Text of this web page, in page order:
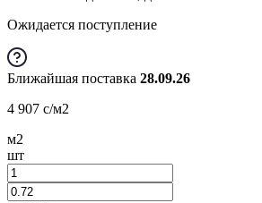
Ожидается поступление
Ближайшая поставка 28.09.26
4 907 c/м2
м2
шт